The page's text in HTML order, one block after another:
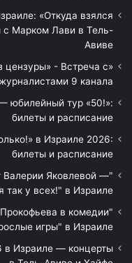
«Откуда взялся
с Марком Лави в Тель-
Авиве
цензуры» - Встреча с
журналистами 9 канала
юбилейный тур «50!»:
билеты и расписание
в Израиле 2026:
билеты и расписание
Валерии Яковлевой —
так у всех!" в Израиле
в комедии
игры" в Израиле
в Израиле — концерты